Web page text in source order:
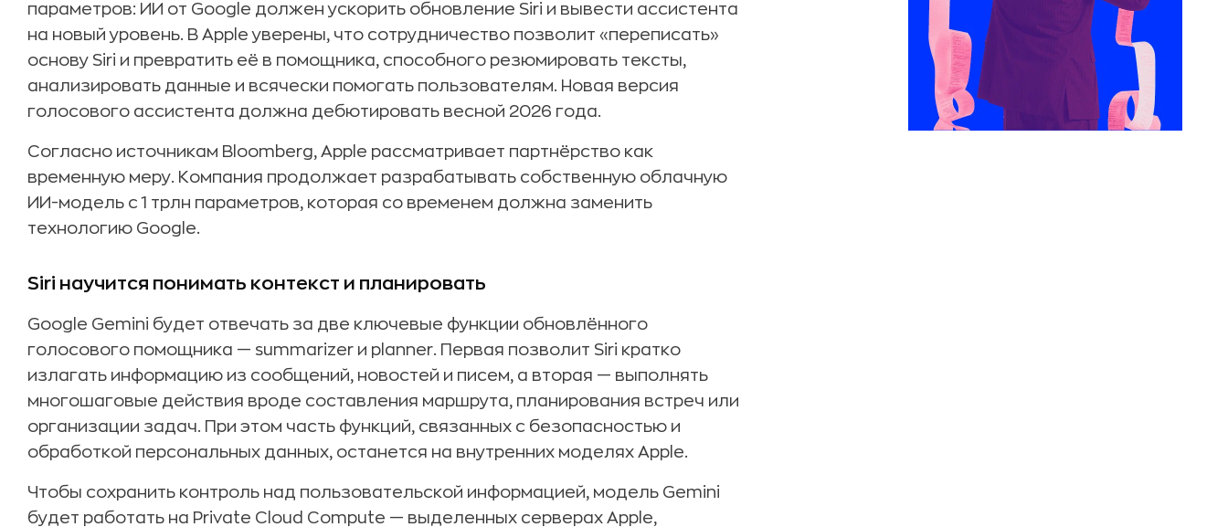
параметров: ИИ от Google должен ускорить обновление Siri и вывести ассистента
на новый уровень. В Apple уверены, что сотрудничество позволит «переписать»
основу Siri и превратить её в помощника, способного резюмировать тексты,
анализировать данные и всячески помогать пользователям. Новая версия
голосового ассистента должна дебютировать весной 2026 года.
Согласно источникам Bloomberg, Apple рассматривает партнёрство как
временную меру. Компания продолжает разрабатывать собственную облачную
ИИ-модель с 1 трлн параметров, которая со временем должна заменить
технологию Google.
Siri научится понимать контекст и планировать
Google Gemini будет отвечать за две ключевые функции обновлённого
голосового помощника — summarizer и planner. Первая позволит Siri кратко
излагать информацию из сообщений, новостей и писем, а вторая — выполнять
многошаговые действия вроде составления маршрута, планирования встреч или
организации задач. При этом часть функций, связанных с безопасностью и
обработкой персональных данных, останется на внутренних моделях Apple.
Чтобы сохранить контроль над пользовательской информацией, модель Gemini
будет работать на Private Cloud Compute — выделенных серверах Apple,